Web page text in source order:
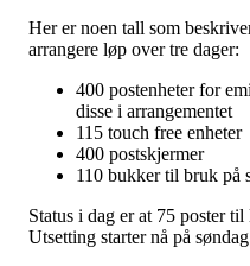
Her er noen tall som
arrangere løp over tre dager:
400 postenheter for
disse i arrangementet
115 touch free enheter
400 postskjermer
110 bukker til bruk på
Status i dag er at 75 poster
Utsetting starter nå på